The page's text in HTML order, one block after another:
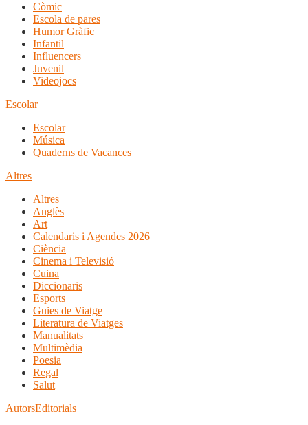
Còmic
Escola de pares
Humor Gràfic
Infantil
Influencers
Juvenil
Videojocs
Escolar
Escolar
Música
Quaderns de Vacances
Altres
Altres
Anglès
Art
Calendaris i Agendes 2026
Ciència
Cinema i Televisió
Cuina
Diccionaris
Esports
Guies de Viatge
Literatura de Viatges
Manualitats
Multimèdia
Poesia
Regal
Salut
AutorsEditorials